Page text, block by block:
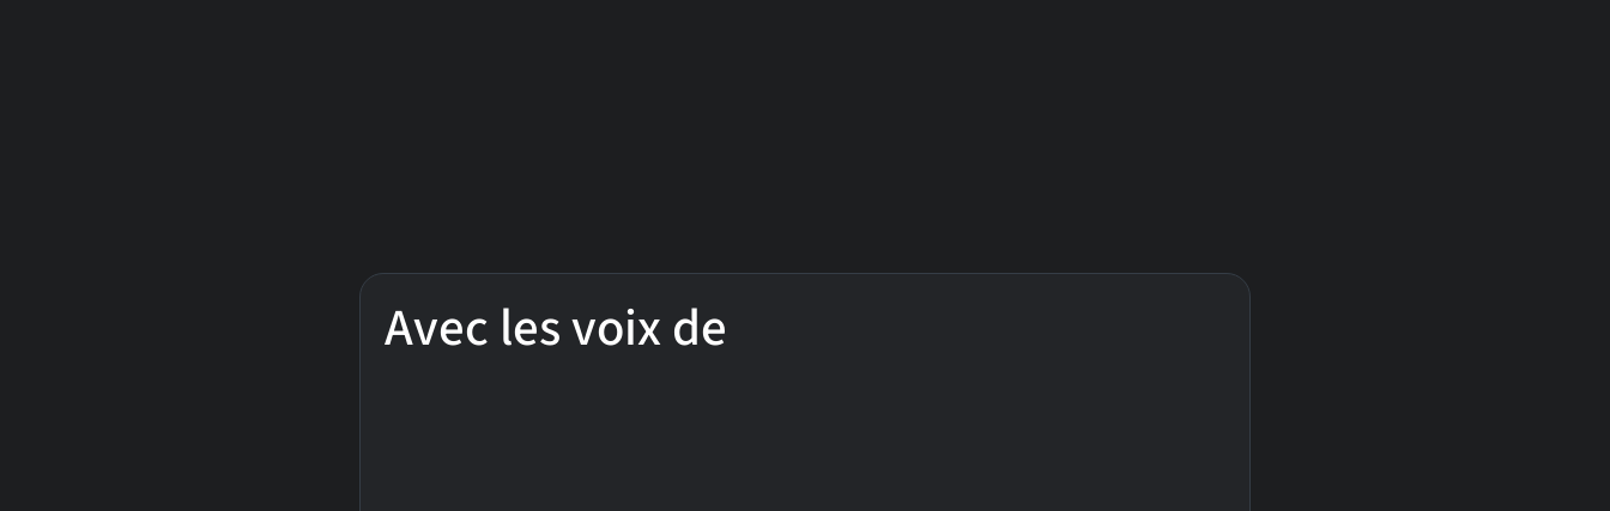
Avec les voix de